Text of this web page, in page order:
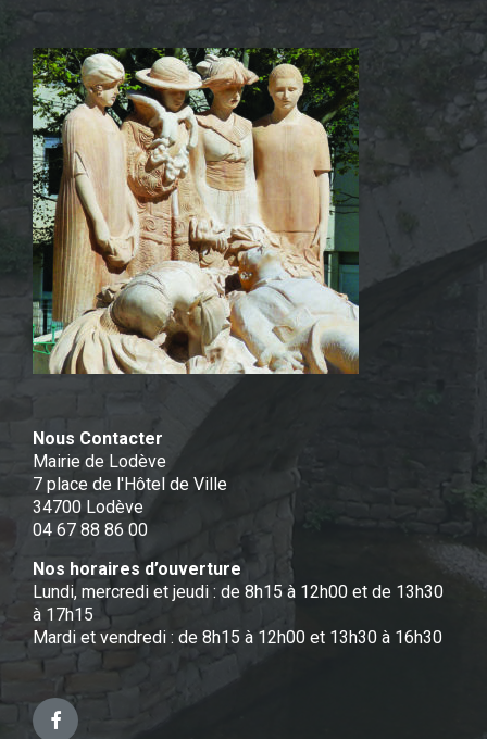
Nous Contacter
Mairie de Lodève
7 place de l'Hôtel de Ville
34700 Lodève
04 67 88 86 00
Nos horaires d’ouverture
Lundi, mercredi et jeudi : de 8h15 à 12h00 et de 13h30
à 17h15
Mardi et vendredi : de 8h15 à 12h00 et 13h30 à 16h30
Facebook